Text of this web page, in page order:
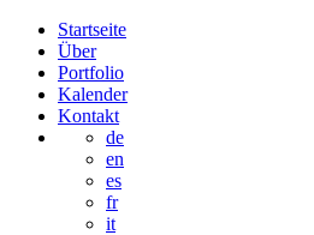
Startseite
Über
Portfolio
Kalender
Kontakt
de
en
es
fr
it